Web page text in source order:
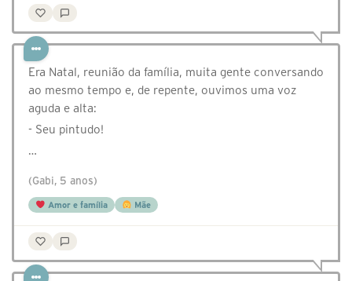
Era Natal, reunião da família, muita gente conversando
ao mesmo tempo e, de repente, ouvimos uma voz
aguda e alta:
- Seu pintudo!
…
(Gabi, 5 anos)
Amor e família Mãe